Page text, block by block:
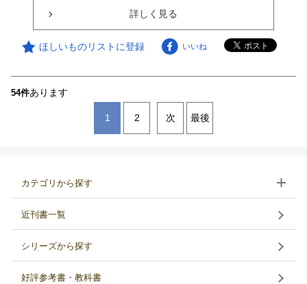
詳しく見る
ほしいものリストに登録 いいね
54件あります
1 2 次 最後
カテゴリから探す
近刊書一覧
シリーズから探す
好評参考書・教科書